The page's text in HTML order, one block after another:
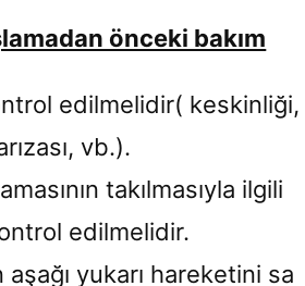
önceki bakım
edilmelidir( keskinliği,
vb.).
takılmasıyla ilgili
edilmelidir.
aşağı yukarı hareketini sa